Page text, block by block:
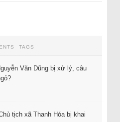
TAGS
Văn Dũng bị xử lý, câu
tịch xã Thanh Hóa bị khai